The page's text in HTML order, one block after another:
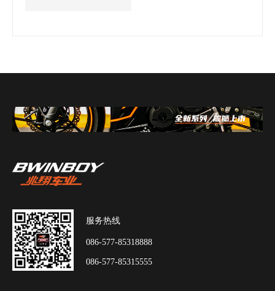
服务热线
086-577-85318888
086-577-85315555